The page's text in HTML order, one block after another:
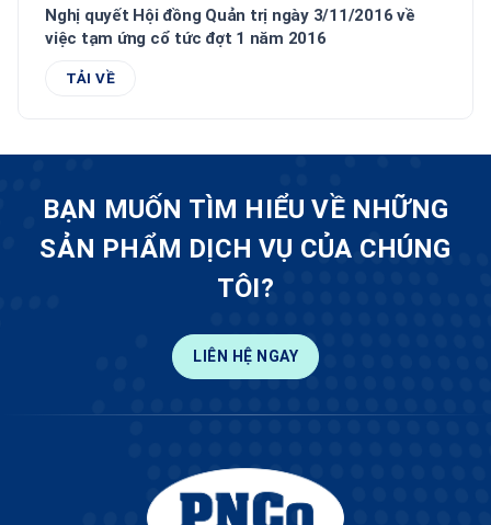
Nghị quyết Hội đồng Quản trị ngày 3/11/2016 về
việc tạm ứng cổ tức đợt 1 năm 2016
TẢI VỀ
BẠN MUỐN TÌM HIỂU VỀ NHỮNG
SẢN PHẨM DỊCH VỤ CỦA CHÚNG
TÔI?
LIÊN HỆ NGAY